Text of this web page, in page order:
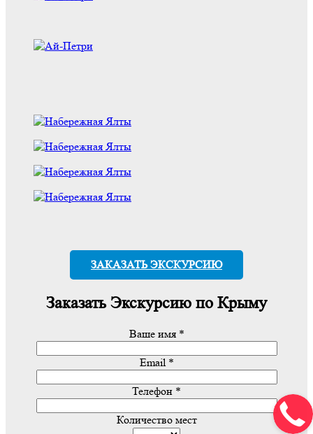
ЗАКАЗАТЬ ЭКСКУРСИЮ
ЗаказатьЭкскурсию по Крыму
Ваше имя *
Email *
Телефон *
Количество мест